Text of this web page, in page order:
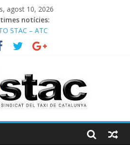
agost 10, 2026
notícies:
STAC – ATC
la reunión con los Mossos d
Barcelona.
29.07.2026 en COOLTURA FM.
TÈCNICA PARA MEJORAR LA
EN EL PUERTO DE BARCELONA.
22.07.2026 en COOLTURA FM.